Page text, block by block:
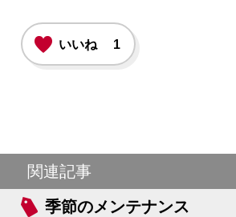
いいね 1
関連記事
季節のメンテナンス